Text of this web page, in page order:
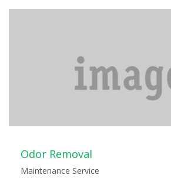
Read more
Odor Removal
Maintenance Service